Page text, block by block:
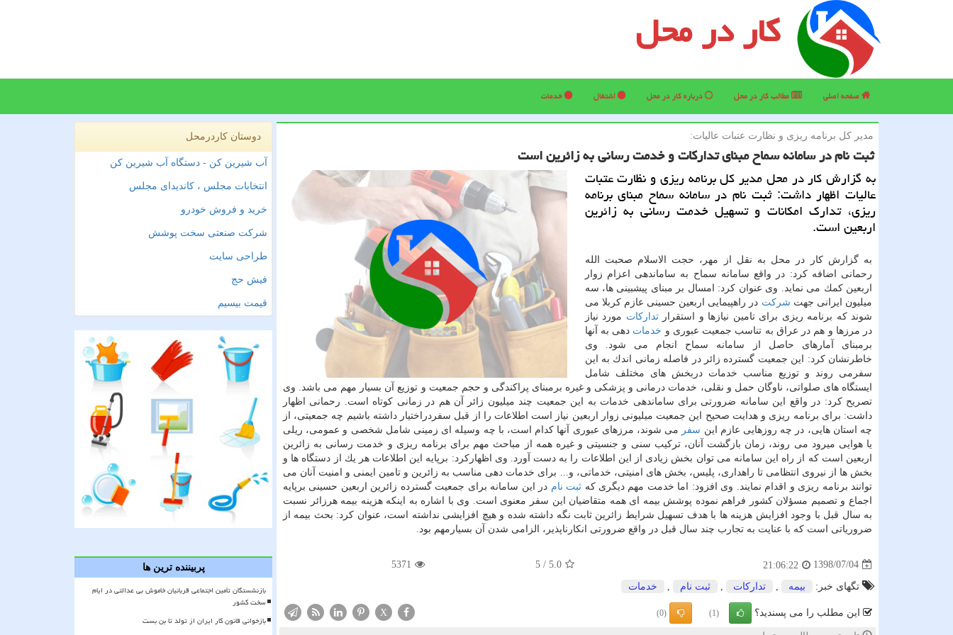
کار در محل
صفحه اصلی مطالب كار در محل درباره كار در محل اشتغال خدمات
مدیر كل برنامه ریزی و نظارت عتبات عالیات:
ثبت نام در سامانه سماح مبنای تداركات و خدمت رسانی به زائرین است
به گزارش كار در محل مدیر كل برنامه ریزی و نظارت عتبات
عالیات اظهار داشت: ثبت نام در سامانه سماح مبنای برنامه
ریزی، تدارك امكانات و تسهیل خدمت رسانی به زائرین
اربعین است.
به گزارش كار در محل به نقل از مهر، حجت الاسلام صحبت الله
رحمانی اضافه كرد: در واقع سامانه سماح به ساماندهی اعزام زوار
اربعین كمك می نماید. وی عنوان كرد: امسال بر مبنای پیشبینی ها، سه
میلیون ایرانی جهت شركت در راهپیمایی اربعین حسینی عازم كربلا می
شوند كه برنامه ریزی برای تامین نیازها و استقرارتداركات مورد نیاز
در مرزها و هم در عراق به تناسب جمعیت عبوری و خدمات دهی به آنها
برمبنای آمارهای حاصل از سامانه سماح انجام می شود. وی
خاطرنشان كرد: این جمعیت گسترده زائر در فاصله زمانی اندك به این
سفرمی روند و توزیع مناسب خدمات دربخش های مختلف شامل
ایستگاه های صلواتی، ناوگان حمل و نقلی، خدمات درمانی و پزشكی و غیره برمبنای پراكندگی و حجم جمعیت و توزیع آن بسیار مهم می باشد. وی
تصریح كرد: در واقع این سامانه ضرورتی برای ساماندهی خدمات به این جمعیت چند میلیون زائر آن هم در زمانی كوتاه است. رحمانی اظهار
داشت: برای برنامه ریزی و هدایت صحیح این جمعیت میلیونی زوار اربعین نیاز است اطلاعات را از قبل سفردراختیار داشته باشیم چه جمعیتی، از
چه استان هایی، در چه روزهایی عازم این سفر می شوند، مرزهای عبوری آنها كدام است، با چه وسیله ای زمینی شامل شخصی و عمومی، ریلی
یا هوایی میرود می روند، زمان بازگشت آنان، تركیب سنی و جنسیتی و غیره همه از مباحث مهم برای برنامه ریزی و خدمت رسانی به زائرین
اربعین است كه از راه این سامانه می توان بخش زیادی از این اطلاعات را به دست آورد. وی اظهاركرد: برپایه این اطلاعات هر یك از دستگاه ها و
بخش ها از نیروی انتظامی تا راهداری، پلیس، بخش های امنیتی، خدماتی، و... برای خدمات دهی مناسب به زائرین و تامین ایمنی و امنیت آنان می
توانند برنامه ریزی و اقدام نمایند. وی افزود: اما خدمت مهم دیگری كه ثبت نام در این سامانه برای جمعیت گسترده زائرین اربعین حسینی برپایه
اجماع و تصمیم مسؤلان كشور فراهم نموده پوشش بیمه ای همه متقاضیان این سفر معنوی است. وی با اشاره به اینكه هزینه بیمه هرزائر نسبت
به سال قبل با وجود افزایش هزینه ها با هدف تسهیل شرایط زائرین ثابت نگه داشته شده و هیچ افزایشی نداشته است، عنوان كرد: بحث بیمه از
ضروریاتی است كه با عنایت به تجارب چند سال قبل در واقع ضرورتی انكارناپذیر، الزامی شدن آن بسیارمهم بود.
1398/07/04
21:06:22
5.0
/
5
5371
تگهای خبر: بیمه تداركات ثبت نام خدمات
این مطلب را می پسندید؟ (1)
(0)
X
دوستان کاردرمحل
آب شیرین کن - دستگاه آب شیرین کن
انتخابات مجلس ، کاندیدای مجلس
خرید و فروش خودرو
شرکت صنعتی سخت پوشش
طراحی سایت
فیش حج
قیمت بیسیم
پربیننده ترین ها
بازنشستگان تأمین اجتماعی قربانیان خاموش بی عدالتی در ایام
سخت کشور
بازخوانی قانون کار ایران از تولد تا بن بست